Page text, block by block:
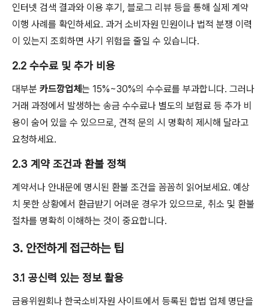
인터넷 검색 결과와 이용 후기, 블로그 리뷰 등을 통해 실제 계약
이행 사례를 확인하세요. 과거 소비자원 민원이나 법적 분쟁 이력
이 있는지 조회하면 사기 위험을 줄일 수 있습니다.
2.2 수수료 및 추가 비용
대부분 카드깡업체 는 15%~30%의 수수료를 부과합니다. 그러나
거래 과정에서 발생하는 송금 수수료나 별도의 보험료 등 추가 비
용이 숨어 있을 수 있으므로, 견적 문의 시 명확히 제시해 달라고
요청하세요.
2.3 계약 조건과 환불 정책
계약서나 안내문에 명시된 환불 조건을 꼼꼼히 읽어보세요. 예상
치 못한 상황에서 환급받기 어려운 경우가 있으므로, 취소 및 환불
절차를 명확히 이해하는 것이 중요합니다.
3. 안전하게 접근하는 팁
3.1 공신력 있는 정보 활용
금융위원회나 한국소비자원 사이트에서 등록된 합법 업체 명단을